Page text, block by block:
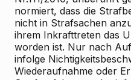
normiert, dass die
nicht in Strafsachen
ihrem Inkrafttreten das
worden ist. Nur nach
infolge
Wiederaufnahme oder